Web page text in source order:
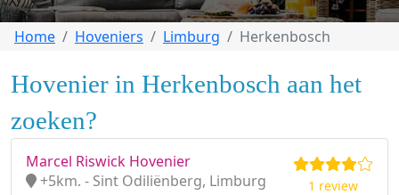
Home Hoveniers Limburg Herkenbosch
Hovenier in Herkenbosch aan het
zoeken?
Marcel Riswick Hovenier
+5km. - Sint Odiliënberg, Limburg
1 review